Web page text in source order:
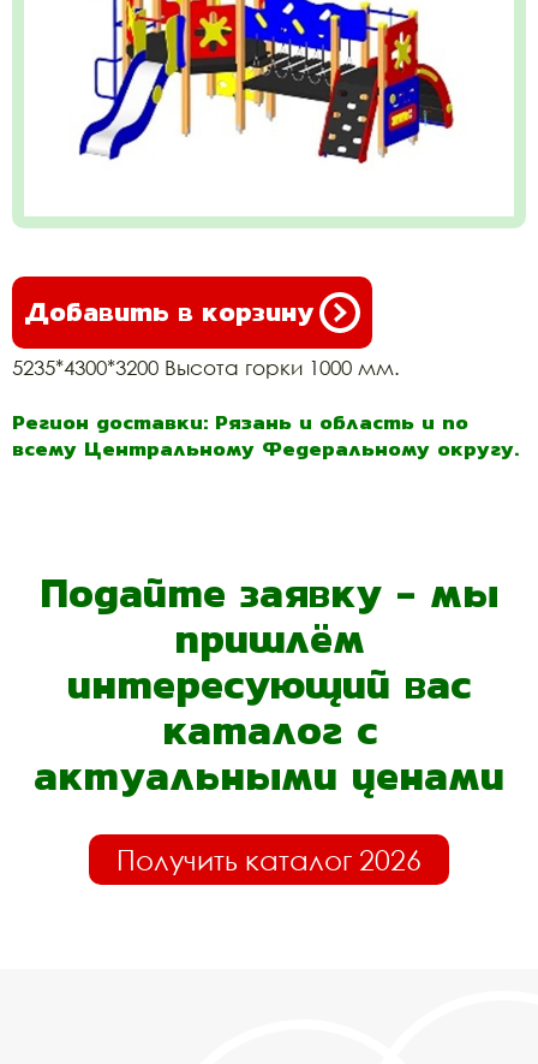
Добавить в корзину
5235*4300*3200 Высота горки 1000 мм.
Регион доставки: Рязань и область и по
всему Центральному Федеральному округу.
Подайте заявку - мы
пришлём
интересующий вас
каталог с
актуальными ценами
Получить каталог 2026